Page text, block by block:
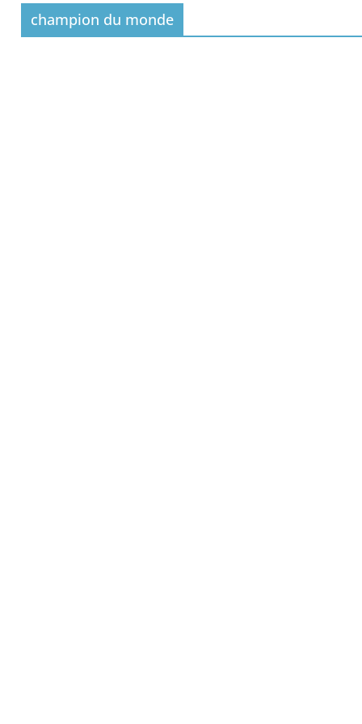
tamarins empereurs au zoo de La
champion du monde